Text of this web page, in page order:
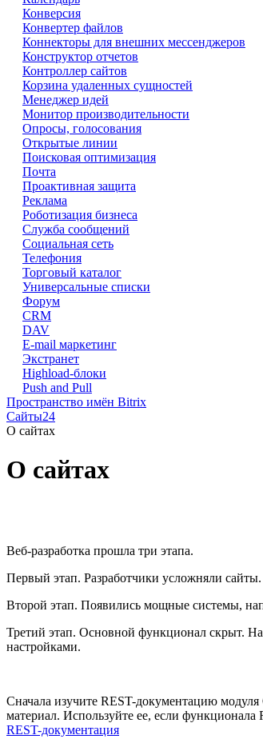
Конверсия
Конвертер файлов
Коннекторы для внешних мессенджеров
Конструктор отчетов
Контроллер сайтов
Корзина удаленных сущностей
Менеджер идей
Монитор производительности
Опросы, голосования
Открытые линии
Поисковая оптимизация
Почта
Проактивная защита
Реклама
Роботизация бизнеса
Служба сообщений
Социальная сеть
Телефония
Торговый каталог
Универсальные списки
Форум
CRM
DAV
E-mail маркетинг
Экстранет
Highload-блоки
Push and Pull
Пространство имён Bitrix
Сайты24
О сайтах
О сайтах
Веб-разработка прошла три этапа.
Первый этап. Разработчики усложняли
Второй этап. Появились мощные системы,
Третий этап. Основной функционал скрыт.
настройками.
Сначала изучите REST-документацию
материал. Используйте ее, если
REST-документация